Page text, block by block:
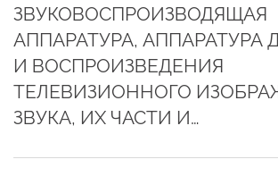
ЗВУКОВОСПРОИЗВОДЯЩАЯ
АППАРАТУРА, АППАРАТУРА
И ВОСПРОИЗВЕДЕНИЯ
ТЕЛЕВИЗИОННОГО
ЗВУКА, ИХ ЧАСТИ И…